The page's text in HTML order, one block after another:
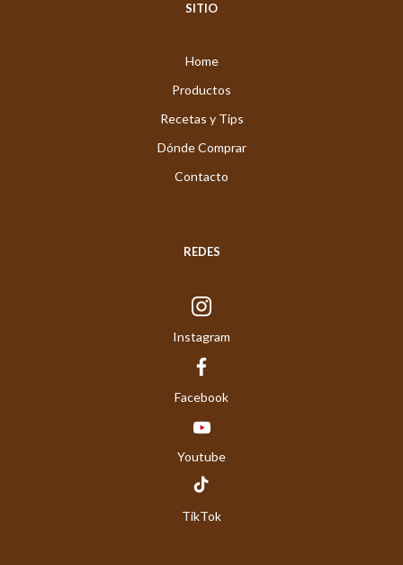
SITIO
Home
Productos
Recetas y Tips
Dónde Comprar
Contacto
REDES
Instagram
Facebook
Youtube
TikTok